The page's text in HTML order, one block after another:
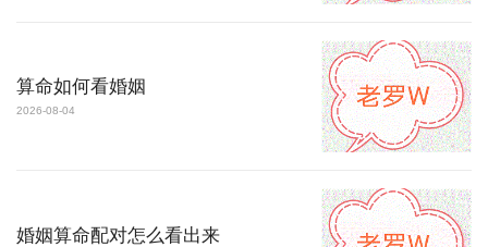
算命如何看婚姻
2026-08-04
婚姻算命配对怎么看出来